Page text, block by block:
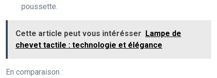
poussette.
Cette article peut vous intérésser Lampe de
chevet tactile : technologie et élégance
En comparaison :